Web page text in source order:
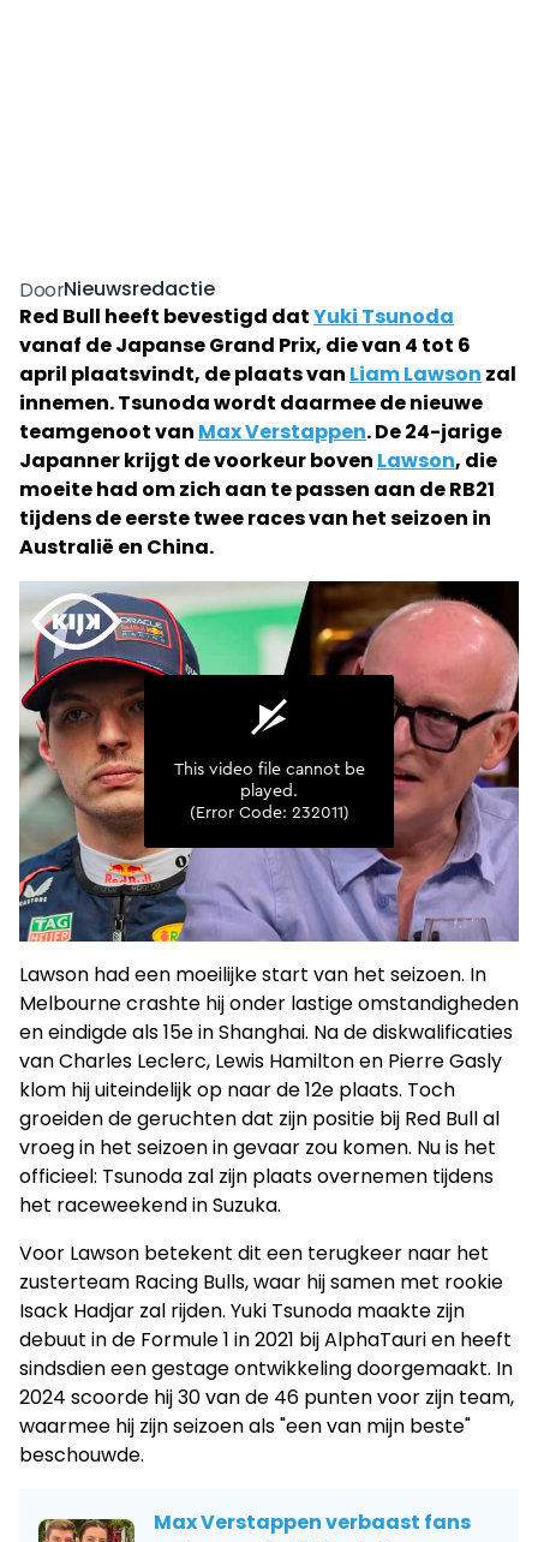
DoorNieuwsredactie
Red Bull heeft bevestigd datYuki Tsunoda
vanaf de Japanse Grand Prix, die van 4 tot 6
april plaatsvindt, de plaats van Liam Lawson zal
innemen. Tsunoda wordt daarmee de nieuwe
teamgenoot van Max Verstappen. De 24-jarige
Japanner krijgt de voorkeur boven Lawson, die
moeite had om zich aan te passen aan de RB21
tijdens de eerste twee races van het seizoen in
Australië en China.
Lawson had een moeilijke start van het seizoen. In
Melbourne crashte hij onder lastige omstandigheden
en eindigde als 15e in Shanghai. Na de diskwalificaties
van Charles Leclerc, Lewis Hamilton en Pierre Gasly
klom hij uiteindelijk op naar de 12e plaats. Toch
groeiden de geruchten dat zijn positie bij Red Bull al
vroeg in het seizoen in gevaar zou komen. Nu is het
officieel: Tsunoda zal zijn plaats overnemen tijdens
het raceweekend in Suzuka.
Voor Lawson betekent dit een terugkeer naar het
zusterteam Racing Bulls, waar hij samen met rookie
Isack Hadjar zal rijden. Yuki Tsunoda maakte zijn
debuut in de Formule 1 in 2021 bij AlphaTauri en heeft
sindsdien een gestage ontwikkeling doorgemaakt. In
2024 scoorde hij 30 van de 46 punten voor zijn team,
waarmee hij zijn seizoen als "een van mijn beste"
beschouwde.
Max Verstappen verbaast fans